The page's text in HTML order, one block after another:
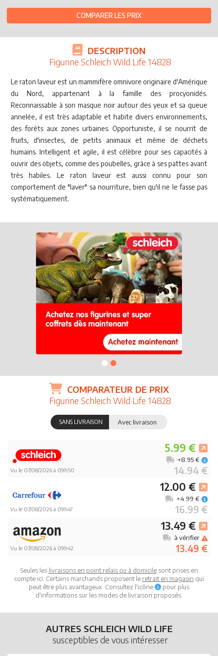
COMPARER LES PRIX
DESCRIPTION
Figurine Schleich Wild Life 14828
Le raton laveur est un mammifère omnivore originaire d'Amérique
du Nord, appartenant à la famille des procyonidés.
Reconnaissable à son masque noir autour des yeux et sa queue
annelée, il est très adaptable et habite divers environnements,
des forêts aux zones urbaines. Opportuniste, il se nourrit de
fruits, d'insectes, de petits animaux et même de déchets
humains. Intelligent et agile, il est célèbre pour ses capacités à
ouvrir des objets, comme des poubelles, grâce à ses pattes avant
très habiles. Le raton laveur est aussi connu pour son
comportement de "laver" sa nourriture, bien qu'il ne le fasse pas
systématiquement.
COMPARATEUR DE PRIX
Figurine Schleich Wild Life 14828
SANS LIVRAISON Avec livraison
Vu le 07/08/2026 à 09h50
5.99 €
14.94 €
+8.95 €
Vu le 07/08/2026 à 09h47
12.00 €
16.99 €
+4.99 €
Vu le 07/08/2026 à 09h42
13.49 €
13.49 €
à vérifier
Seules les livraisons en point relais ou à domicilesont prises en
compte ici. Certains marchands proposent le retrait en magasin qui
peut être plus avantageux. Consultez l'icône
pour plus
d'informations sur les modes de livraison proposés.
AUTRES SCHLEICH WILD LIFE
susceptibles de vous intéresser